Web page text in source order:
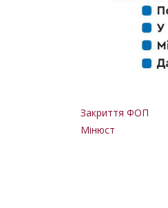
Закриття ФОП
Мінюст